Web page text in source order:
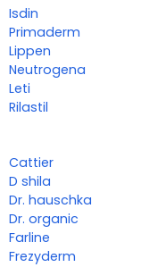
Isdin
Primaderm
Lippen
Neutrogena
Leti
Rilastil
Cattier
D shila
Dr. hauschka
Dr. organic
Farline
Frezyderm